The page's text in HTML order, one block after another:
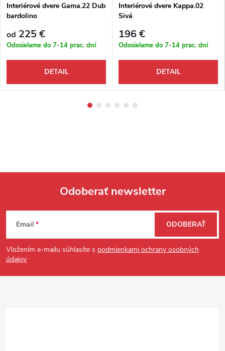
Interiérové dvere Gama.22 Dub
bardolino
od 225 €
Odosielame do 7-14 prac. dní
DETAIL
Interiérové dvere Kappa.02
Sivá
196 €
Odosielame do 7-14 prac. dní
DETAIL
Zápätie
Odoberať newsletter
Email
Vložením e-mailu súhlasíte s podmienkami ochrany osobných
údajov
ODOBERAŤ